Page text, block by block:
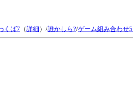
くば7 （詳細 ）/誰かしら?/ゲーム組み合わせ